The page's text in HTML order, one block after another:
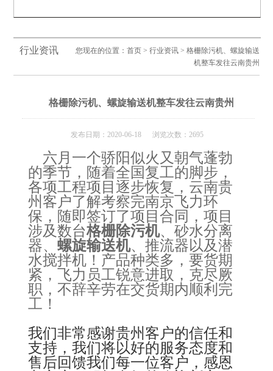
行业资讯 您现在的位置： 首页> 行业资讯> 格栅除污机、螺旋输送
机整车发往云南贵州
格栅除污机、螺旋输送机整车发往云南贵州
发布日期：2020-06-18 浏览次数：2695
六月一个骄阳似火又朝气蓬勃
的季节，随着全国复工的脚步，
各项工程项目逐步恢复，云南贵
州客户了解考察完南京飞力环
保，随即签订了项目合同，项目
涉及数台格栅除污机、砂水分离
器、 螺旋输送机、推流器以及潜
水搅拌机！产品种类多，要货期
紧，飞力员工锐意进取，克尽厥
职，不辞辛劳在交货期内顺利完
工！
我们非常感谢贵州客户的信任和
支持，我们将以好的服务态度和
售后回馈我们每一位客户，感恩